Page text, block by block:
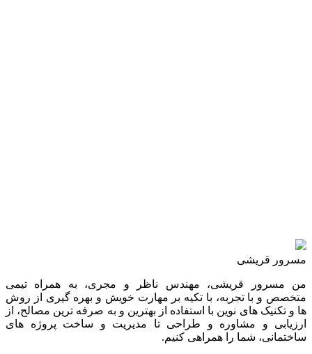
مسرور قریشی
من مسرور قریشی، مهندس ناظر و مجری، به همراه تیمی
متخصص و با تجربه، با تکیه بر مهارت خویش و بهره گیری از روش
ها و تکنیک های نوین با استفاده از بهترین و به صرفه ترین مصالح، از
ارزیابی و مشاوره و طراحی تا مدیریت و ساخت پروژه های
ساختمانی، شما را همراهی کنیم.